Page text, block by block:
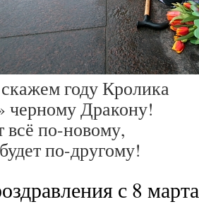
году Кролика
черному Дракону!
всё по-новому,
по-другому!
с 8 марта